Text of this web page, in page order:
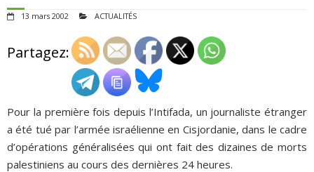
QUI SOMMES-NOUS ?
ADHÉSIONS, DONS, CONTACT
13 mars 2002 ACTUALITÉS
Partagez:
Pour la première fois depuis l’Intifada, un journaliste étranger
a été tué par l’armée israélienne en Cisjordanie, dans le cadre
d’opérations généralisées qui ont fait des dizaines de morts
palestiniens au cours des dernières 24 heures.